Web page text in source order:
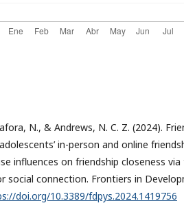
N., & Andrews, N. C. Z. (2024).
in-person and online
influences on friendship closeness via
social connection. Frontiers in
doi.org/10.3389/fdpys.2024.1419756